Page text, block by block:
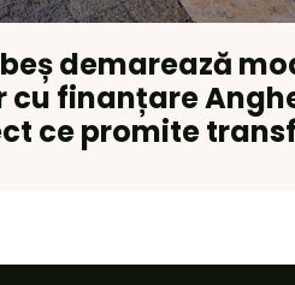
demarează
cu finanțare
ce promite